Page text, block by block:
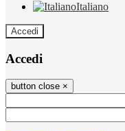
Italiano
Accedi
Accedi
button close ×